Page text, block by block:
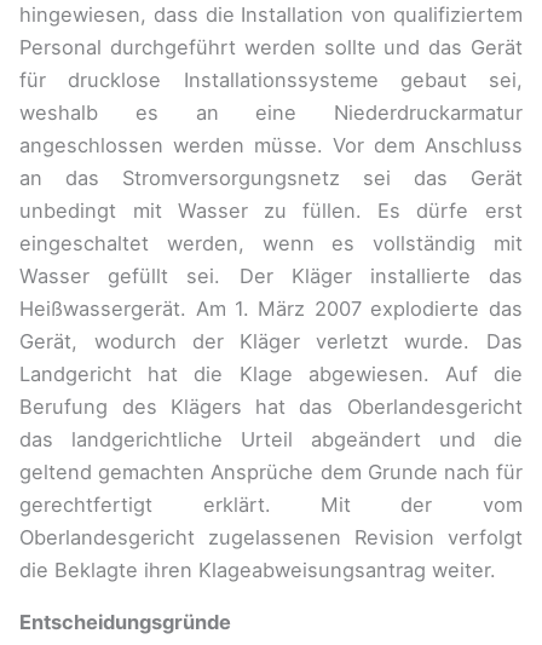
hingewiesen, dass die Installation von qualifiziertem
Personal durchgeführt werden sollte und das Gerät
für drucklose Installationssysteme gebaut sei,
weshalb es an eine Niederdruckarmatur
angeschlossen werden müsse. Vor dem Anschluss
an das Stromversorgungsnetz sei das Gerät
unbedingt mit Wasser zu füllen. Es dürfe erst
eingeschaltet werden, wenn es vollständig mit
Wasser gefüllt sei. Der Kläger installierte das
Heißwassergerät. Am 1. März 2007 explodierte das
Gerät, wodurch der Kläger verletzt wurde. Das
Landgericht hat die Klage abgewiesen. Auf die
Berufung des Klägers hat das Oberlandesgericht
das landgerichtliche Urteil abgeändert und die
geltend gemachten Ansprüche dem Grunde nach für
gerechtfertigt erklärt. Mit der vom
Oberlandesgericht zugelassenen Revision verfolgt
die Beklagte ihren Klageabweisungsantrag weiter.
Entscheidungsgründe